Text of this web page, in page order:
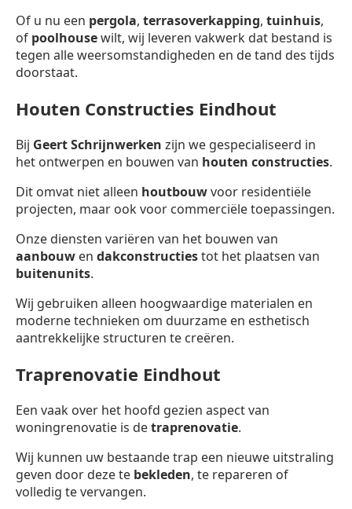
Of u nu een pergola, terrasoverkapping, tuinhuis,
of poolhousewilt, wij leveren vakwerk dat bestand is
tegen alle weersomstandigheden en de tand des tijds
doorstaat.
Houten Constructies Eindhout
Bij Geert Schrijnwerken zijn we gespecialiseerd in
het ontwerpen en bouwen van houten constructies.
Dit omvat niet alleen houtbouwvoor residentiële
projecten, maar ook voor commerciële toepassingen.
Onze diensten variëren van het bouwen van
aanbouw en dakconstructiestot het plaatsen van
buitenunits.
Wij gebruiken alleen hoogwaardige materialen en
moderne technieken om duurzame en esthetisch
aantrekkelijke structuren te creëren.
Traprenovatie Eindhout
Een vaak over het hoofd gezien aspect van
woningrenovatie is detraprenovatie.
Wij kunnen uw bestaande trap een nieuwe uitstraling
geven door deze te bekleden, te repareren of
volledig te vervangen.